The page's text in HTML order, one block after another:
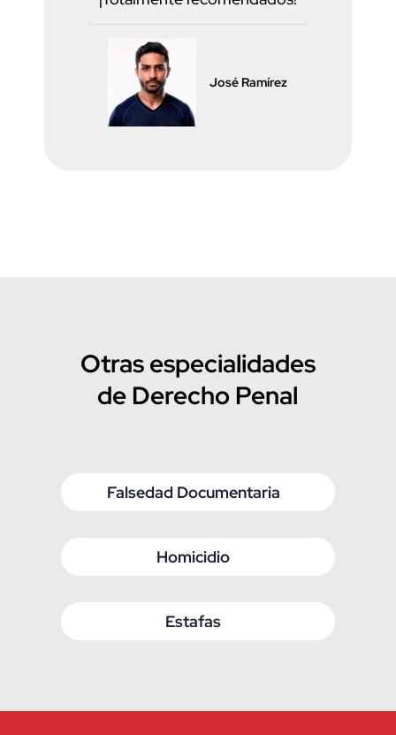
José Ramírez
Otras especialidades
de Derecho Penal
Falsedad Documentaria
Homicidio
Estafas